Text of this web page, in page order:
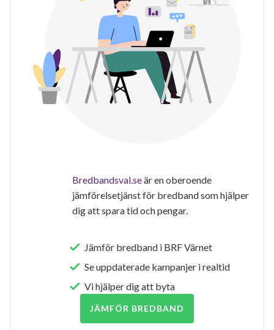
Bredbandsval.seär en oberoende
jämförelsetjänst för bredband som hjälper
dig att spara tid och pengar.
Jämför bredband i BRF Värnet
Se uppdaterade kampanjer i realtid
Vi hjälper dig att byta
JÄMFÖR BREDBAND